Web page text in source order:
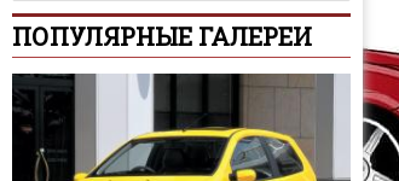
ПОПУЛЯРНЫЕ ГАЛЕРЕИ